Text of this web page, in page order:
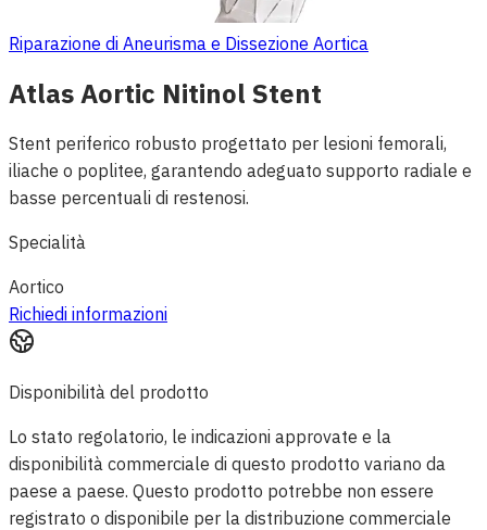
Riparazione di Aneurisma e Dissezione Aortica
Atlas Aortic Nitinol Stent
Stent periferico robusto progettato per lesioni femorali,
iliache o poplitee, garantendo adeguato supporto radiale e
basse percentuali di restenosi.
Specialità
Aortico
Richiedi informazioni
Disponibilità del prodotto
Lo stato regolatorio, le indicazioni approvate e la
disponibilità commerciale di questo prodotto variano da
paese a paese. Questo prodotto potrebbe non essere
registrato o disponibile per la distribuzione commerciale